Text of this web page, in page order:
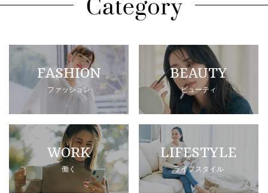
FASHION
ファッション
BEAUTY
ビューティ
WORK
働く
LIFESTYLE
ライフスタイル